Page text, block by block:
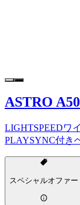
ASTRO
LIGHTSPEEDワ
PLAYSYNC付き
スペシャルオファー